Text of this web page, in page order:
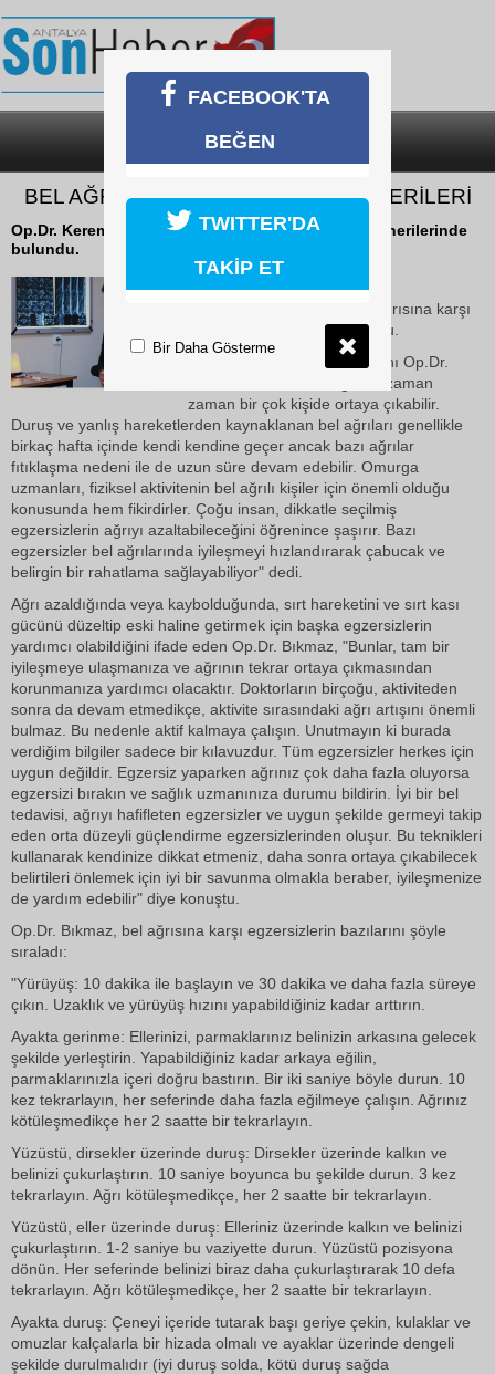
SON DAKİKA
BEL AĞRISINA KARŞI EGZERSİZ ÖNERİLERİ
Op.Dr. Kerem Bıkmaz, bel ağrısına karşı egzersiz önerilerinde
bulundu.
18 Ekim 2018 Perşembe 15:43
Op.Dr. Kerem Bıkmaz, bel ağrısına karşı
egzersiz önerilerinde bulundu.
INCA Klinik Nöroşirurji Uzmanı Op.Dr.
Kerem Bıkmaz, "Bel ağrıları zaman
zaman bir çok kişide ortaya çıkabilir.
Duruş ve yanlış hareketlerden kaynaklanan bel ağrıları genellikle
birkaç hafta içinde kendi kendine geçer ancak bazı ağrılar
fıtıklaşma nedeni ile de uzun süre devam edebilir. Omurga
uzmanları, fiziksel aktivitenin bel ağrılı kişiler için önemli olduğu
konusunda hem fikirdirler. Çoğu insan, dikkatle seçilmiş
egzersizlerin ağrıyı azaltabileceğini öğrenince şaşırır. Bazı
egzersizler bel ağrılarında iyileşmeyi hızlandırarak çabucak ve
belirgin bir rahatlama sağlayabiliyor" dedi.
Ağrı azaldığında veya kaybolduğunda, sırt hareketini ve sırt kası
gücünü düzeltip eski haline getirmek için başka egzersizlerin
yardımcı olabildiğini ifade eden Op.Dr. Bıkmaz, "Bunlar, tam bir
iyileşmeye ulaşmanıza ve ağrının tekrar ortaya çıkmasından
korunmanıza yardımcı olacaktır. Doktorların birçoğu, aktiviteden
sonra da devam etmedikçe, aktivite sırasındaki ağrı artışını önemli
bulmaz. Bu nedenle aktif kalmaya çalışın. Unutmayın ki burada
verdiğim bilgiler sadece bir kılavuzdur. Tüm egzersizler herkes için
uygun değildir. Egzersiz yaparken ağrınız çok daha fazla oluyorsa
egzersizi bırakın ve sağlık uzmanınıza durumu bildirin. İyi bir bel
tedavisi, ağrıyı hafifleten egzersizler ve uygun şekilde germeyi takip
eden orta düzeyli güçlendirme egzersizlerinden oluşur. Bu teknikleri
kullanarak kendinize dikkat etmeniz, daha sonra ortaya çıkabilecek
belirtileri önlemek için iyi bir savunma olmakla beraber, iyileşmenize
de yardım edebilir" diye konuştu.
Op.Dr. Bıkmaz, bel ağrısına karşı egzersizlerin bazılarını şöyle
sıraladı:
"Yürüyüş: 10 dakika ile başlayın ve 30 dakika ve daha fazla süreye
çıkın. Uzaklık ve yürüyüş hızını yapabildiğiniz kadar arttırın.
Ayakta gerinme: Ellerinizi, parmaklarınız belinizin arkasına gelecek
şekilde yerleştirin. Yapabildiğiniz kadar arkaya eğilin,
parmaklarınızla içeri doğru bastırın. Bir iki saniye böyle durun. 10
kez tekrarlayın, her seferinde daha fazla eğilmeye çalışın. Ağrınız
kötüleşmedikçe her 2 saatte bir tekrarlayın.
Yüzüstü, dirsekler üzerinde duruş: Dirsekler üzerinde kalkın ve
belinizi çukurlaştırın. 10 saniye boyunca bu şekilde durun. 3 kez
tekrarlayın. Ağrı kötüleşmedikçe, her 2 saatte bir tekrarlayın.
Yüzüstü, eller üzerinde duruş: Elleriniz üzerinde kalkın ve belinizi
çukurlaştırın. 1-2 saniye bu vaziyette durun. Yüzüstü pozisyona
dönün. Her seferinde belinizi biraz daha çukurlaştırarak 10 defa
tekrarlayın. Ağrı kötüleşmedikçe, her 2 saatte bir tekrarlayın.
Ayakta duruş: Çeneyi içeride tutarak başı geriye çekin, kulaklar ve
omuzlar kalçalarla bir hizada olmalı ve ayaklar üzerinde dengeli
şekilde durulmalıdır (iyi duruş solda, kötü duruş sağda
FACEBOOK'TA
BEĞEN
TWITTER'DA
TAKİP ET
Bir Daha Gösterme